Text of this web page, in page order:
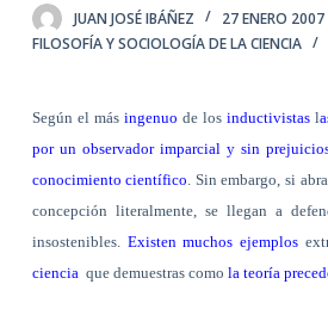
o
JUAN JOSÉ IBÁÑEZ 27 ENERO 2007
FILOSOFÍA Y SOCIOLOGÍA DE LA CIENCIA
Según el másingenuo de losinductivistas l
por un observador imparcial y sin
conocimiento científico . Sin embargo, si
concepción literalmente, se llegan a
insostenibles. Existen muchos ejemplos
ciencia que demuestras como la teoría